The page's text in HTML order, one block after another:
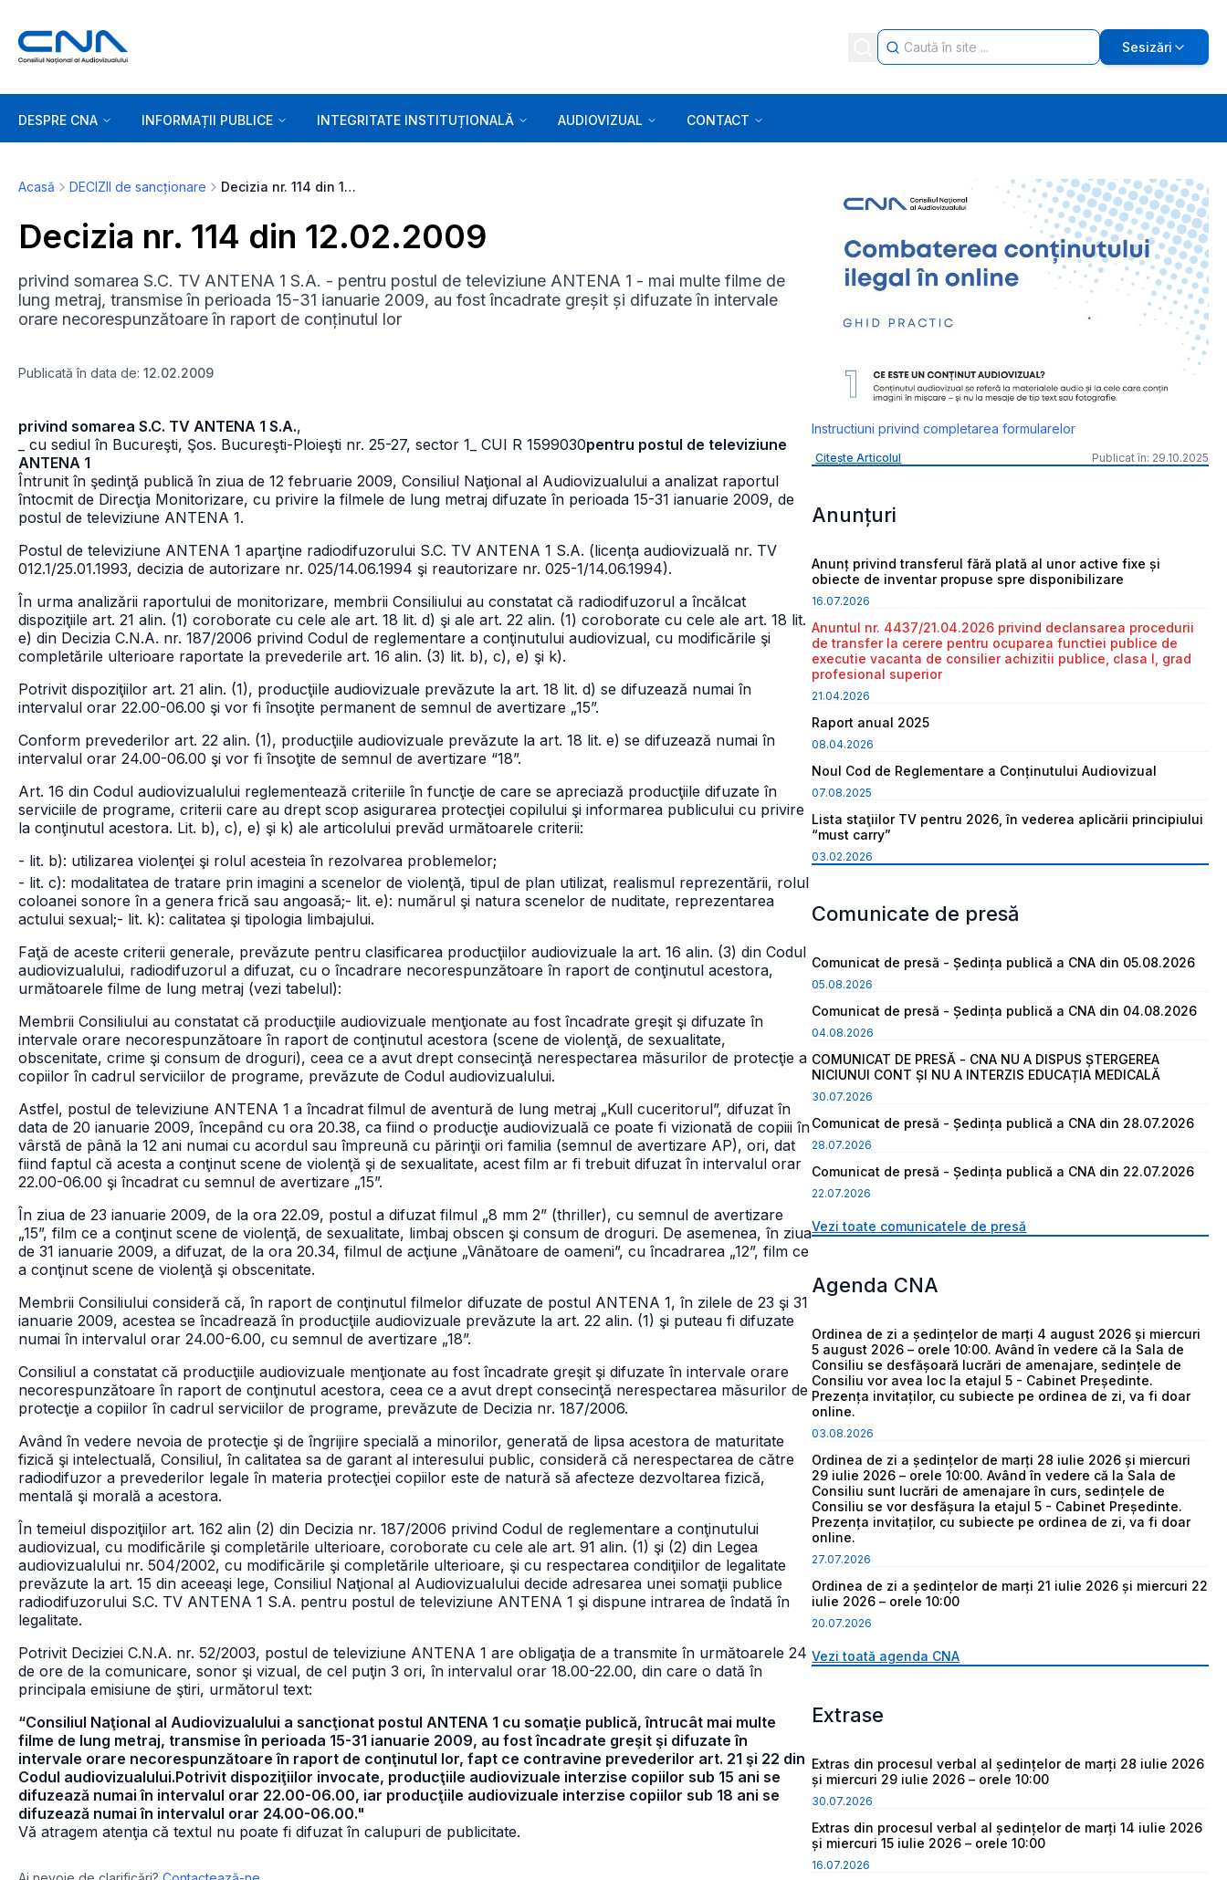
Sesizări
DESPRE CNA INFORMAȚII PUBLICE INTEGRITATE INSTITUȚIONALĂ AUDIOVIZUAL CONTACT
Acasă DECIZII de sancționare Decizia nr. 114 din 12.02.2009
Decizia nr. 114 din 12.02.2009
privind somarea S.C. TV ANTENA 1 S.A. - pentru postul de televiziune ANTENA 1 - mai multe filme de
lung metraj, transmise în perioada 15-31 ianuarie 2009, au fost încadrate greșit și difuzate în intervale
orare necorespunzătoare în raport de conținutul lor
Publicată în data de: 12.02.2009
privind somarea S.C. TV ANTENA 1 S.A.,
_ cu sediul în Bucureşti, Şos. Bucureşti-Ploieşti nr. 25-27, sector 1 _ CUI R 1599030pentru postul de televiziune
ANTENA 1
Întrunit în şedinţă publică în ziua de 12 februarie 2009, Consiliul Naţional al Audiovizualului a analizat raportul
întocmit de Direcţia Monitorizare, cu privire la filmele de lung metraj difuzate în perioada 15-31 ianuarie 2009, de
postul de televiziune ANTENA 1.
Postul de televiziune ANTENA 1 aparţine radiodifuzorului S.C. TV ANTENA 1 S.A. (licenţa audiovizuală nr. TV
012.1/25.01.1993, decizia de autorizare nr. 025/14.06.1994 şi reautorizare nr. 025-1/14.06.1994).
În urma analizării raportului de monitorizare, membrii Consiliului au constatat că radiodifuzorul a încălcat
dispoziţiile art. 21 alin. (1) coroborate cu cele ale art. 18 lit. d) şi ale art. 22 alin. (1) coroborate cu cele ale art. 18 lit.
e) din Decizia C.N.A. nr. 187/2006 privind Codul de reglementare a conţinutului audiovizual, cu modificările şi
completările ulterioare raportate la prevederile art. 16 alin. (3) lit. b), c), e) şi k).
Potrivit dispoziţiilor art. 21 alin. (1), producţiile audiovizuale prevăzute la art. 18 lit. d) se difuzează numai în
intervalul orar 22.00-06.00 şi vor fi însoţite permanent de semnul de avertizare „15”.
Conform prevederilor art. 22 alin. (1), producţiile audiovizuale prevăzute la art. 18 lit. e) se difuzează numai în
intervalul orar 24.00-06.00 şi vor fi însoţite de semnul de avertizare “18”.
Art. 16 din Codul audiovizualului reglementează criteriile în funcţie de care se apreciază producţiile difuzate în
serviciile de programe, criterii care au drept scop asigurarea protecţiei copilului şi informarea publicului cu privire
la conţinutul acestora. Lit. b), c), e) şi k) ale articolului prevăd următoarele criterii:
- lit. b): utilizarea violenţei şi rolul acesteia în rezolvarea problemelor;
- lit. c): modalitatea de tratare prin imagini a scenelor de violenţă, tipul de plan utilizat, realismul reprezentării, rolul
coloanei sonore în a genera frică sau angoasă;- lit. e): numărul şi natura scenelor de nuditate, reprezentarea
actului sexual;- lit. k): calitatea şi tipologia limbajului.
Faţă de aceste criterii generale, prevăzute pentru clasificarea producţiilor audiovizuale la art. 16 alin. (3) din Codul
audiovizualului, radiodifuzorul a difuzat, cu o încadrare necorespunzătoare în raport de conţinutul acestora,
următoarele filme de lung metraj (vezi tabelul):
Membrii Consiliului au constatat că producţiile audiovizuale menţionate au fost încadrate greşit şi difuzate în
intervale orare necorespunzătoare în raport de conţinutul acestora (scene de violenţă, de sexualitate,
obscenitate, crime şi consum de droguri), ceea ce a avut drept consecinţă nerespectarea măsurilor de protecţie a
copiilor în cadrul serviciilor de programe, prevăzute de Codul audiovizualului.
Astfel, postul de televiziune ANTENA 1 a încadrat filmul de aventură de lung metraj „Kull cuceritorul”, difuzat în
data de 20 ianuarie 2009, începând cu ora 20.38, ca fiind o producţie audiovizuală ce poate fi vizionată de copiii în
vârstă de până la 12 ani numai cu acordul sau împreună cu părinţii ori familia (semnul de avertizare AP), ori, dat
fiind faptul că acesta a conţinut scene de violenţă şi de sexualitate, acest film ar fi trebuit difuzat în intervalul orar
22.00-06.00 şi încadrat cu semnul de avertizare „15”.
În ziua de 23 ianuarie 2009, de la ora 22.09, postul a difuzat filmul „8 mm 2” (thriller), cu semnul de avertizare
„15”, film ce a conţinut scene de violenţă, de sexualitate, limbaj obscen şi consum de droguri. De asemenea, în ziua
de 31 ianuarie 2009, a difuzat, de la ora 20.34, filmul de acţiune „Vânătoare de oameni”, cu încadrarea „12”, film ce
a conţinut scene de violenţă şi obscenitate.
Membrii Consiliului consideră că, în raport de conţinutul filmelor difuzate de postul ANTENA 1, în zilele de 23 şi 31
ianuarie 2009, acestea se încadrează în producţiile audiovizuale prevăzute la art. 22 alin. (1) şi puteau fi difuzate
numai în intervalul orar 24.00-6.00, cu semnul de avertizare „18”.
Consiliul a constatat că producţiile audiovizuale menţionate au fost încadrate greşit şi difuzate în intervale orare
necorespunzătoare în raport de conţinutul acestora, ceea ce a avut drept consecinţă nerespectarea măsurilor de
protecţie a copiilor în cadrul serviciilor de programe, prevăzute de Decizia nr. 187/2006.
Având în vedere nevoia de protecţie şi de îngrijire specială a minorilor, generată de lipsa acestora de maturitate
fizică şi intelectuală, Consiliul, în calitatea sa de garant al interesului public, consideră că nerespectarea de către
radiodifuzor a prevederilor legale în materia protecţiei copiilor este de natură să afecteze dezvoltarea fizică,
mentală şi morală a acestora.
În temeiul dispoziţiilor art. 162 alin (2) din Decizia nr. 187/2006 privind Codul de reglementare a conţinutului
audiovizual, cu modificările şi completările ulterioare, coroborate cu cele ale art. 91 alin. (1) şi (2) din Legea
audiovizualului nr. 504/2002, cu modificările şi completările ulterioare, şi cu respectarea condiţiilor de legalitate
prevăzute la art. 15 din aceeaşi lege, Consiliul Naţional al Audiovizualului decide adresarea unei somaţii publice
radiodifuzorului S.C. TV ANTENA 1 S.A. pentru postul de televiziune ANTENA 1 şi dispune intrarea de îndată în
legalitate.
Potrivit Deciziei C.N.A. nr. 52/2003, postul de televiziune ANTENA 1 are obligaţia de a transmite în următoarele 24
de ore de la comunicare, sonor şi vizual, de cel puţin 3 ori, în intervalul orar 18.00-22.00, din care o dată în
principala emisiune de ştiri, următorul text:
“Consiliul Naţional al Audiovizualului a sancţionat postul ANTENA 1 cu somaţie publică, întrucât mai multe
filme de lung metraj, transmise în perioada 15-31 ianuarie 2009, au fost încadrate greşit şi difuzate în
intervale orare necorespunzătoare în raport de conţinutul lor, fapt ce contravine prevederilor art. 21 şi 22 din
Codul audiovizualului.Potrivit dispoziţiilor invocate, producţiile audiovizuale interzise copiilor sub 15 ani se
difuzează numai în intervalul orar 22.00-06.00, iar producţiile audiovizuale interzise copiilor sub 18 ani se
difuzează numai în intervalul orar 24.00-06.00."
Vă atragem atenţia că textul nu poate fi difuzat în calupuri de publicitate.
Instructiuni privind completarea formularelor
Citește Articolul Publicat în: 29.10.2025
Anunțuri
Anunț privind transferul fără plată al unor active fixe și
obiecte de inventar propuse spre disponibilizare
16.07.2026
Anuntul nr. 4437/21.04.2026 privind declansarea procedurii
de transfer la cerere pentru ocuparea functiei publice de
executie vacanta de consilier achizitii publice, clasa I, grad
profesional superior
21.04.2026
Raport anual 2025
08.04.2026
Noul Cod de Reglementare a Conținutului Audiovizual
07.08.2025
Lista staţiilor TV pentru 2026, în vederea aplicării principiului
“must carry”
03.02.2026
Comunicate de presă
Comunicat de presă - Ședința publică a CNA din 05.08.2026
05.08.2026
Comunicat de presă - Ședința publică a CNA din 04.08.2026
04.08.2026
COMUNICAT DE PRESĂ - CNA NU A DISPUS ȘTERGEREA
NICIUNUI CONT ȘI NU A INTERZIS EDUCAȚIA MEDICALĂ
30.07.2026
Comunicat de presă - Ședința publică a CNA din 28.07.2026
28.07.2026
Comunicat de presă - Ședința publică a CNA din 22.07.2026
22.07.2026
Vezi toate comunicatele de presă
Agenda CNA
Ordinea de zi a ședințelor de marți 4 august 2026 și miercuri
5 august 2026 – orele 10:00. Având în vedere că la Sala de
Consiliu se desfășoară lucrări de amenajare, sedințele de
Consiliu vor avea loc la etajul 5 - Cabinet Președinte.
Prezența invitaților, cu subiecte pe ordinea de zi, va fi doar
online.
03.08.2026
Ordinea de zi a ședințelor de marți 28 iulie 2026 și miercuri
29 iulie 2026 – orele 10:00. Având în vedere că la Sala de
Consiliu sunt lucrări de amenajare în curs, sedințele de
Consiliu se vor desfășura la etajul 5 - Cabinet Președinte.
Prezența invitaților, cu subiecte pe ordinea de zi, va fi doar
online.
27.07.2026
Ordinea de zi a ședințelor de marți 21 iulie 2026 și miercuri 22
iulie 2026 – orele 10:00
20.07.2026
Vezi toată agenda CNA
Extrase
Extras din procesul verbal al ședințelor de marți 28 iulie 2026
și miercuri 29 iulie 2026 – orele 10:00
30.07.2026
Extras din procesul verbal al ședințelor de marți 14 iulie 2026
și miercuri 15 iulie 2026 – orele 10:00
16.07.2026